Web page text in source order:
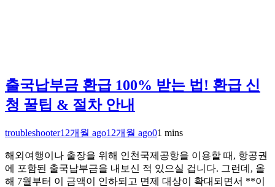
출국납부금 환급 100% 받는 법! 환급 신
청 꿀팁 & 절차 안내
troubleshooter12개월 ago12개월 ago01 mins
해외여행이나 출장을 위해 인천국제공항을 이용할 때, 항공권
에 포함된 출국납부금을 내보신 적 있으실 겁니다. 그런데, 올
해 7월부터 이 금액이 인하되고 면제 대상이 확대되면서 **이